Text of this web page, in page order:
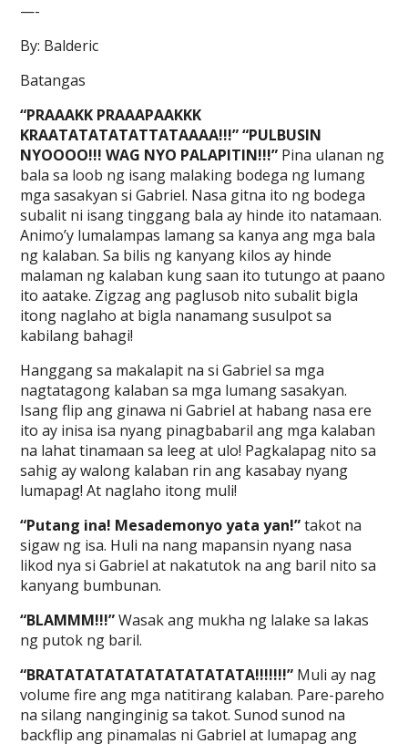
—-
By: Balderic
Batangas
“PRAAAKK PRAAAPAAKKK
KRAATATATATATTATAAAA!!!” “PULBUSIN
NYOOOO!!! WAG NYO PALAPITIN!!!” Pina ulanan ng
bala sa loob ng isang malaking bodega ng lumang
mga sasakyan si Gabriel. Nasa gitna ito ng bodega
subalit ni isang tinggang bala ay hinde ito natamaan.
Animo’y lumalampas lamang sa kanya ang mga bala
ng kalaban. Sa bilis ng kanyang kilos ay hinde
malaman ng kalaban kung saan ito tutungo at paano
ito aatake. Zigzag ang paglusob nito subalit bigla
itong naglaho at bigla nanamang susulpot sa
kabilang bahagi!
Hanggang sa makalapit na si Gabriel sa mga
nagtatagong kalaban sa mga lumang sasakyan.
Isang flip ang ginawa ni Gabriel at habang nasa ere
ito ay inisa isa nyang pinagbabaril ang mga kalaban
na lahat tinamaan sa leeg at ulo! Pagkalapag nito sa
sahig ay walong kalaban rin ang kasabay nyang
lumapag! At naglaho itong muli!
“Putang ina! Mesademonyo yata yan!”takot na
sigaw ng isa. Huli na nang mapansin nyang nasa
likod nya si Gabriel at nakatutok na ang baril nito sa
kanyang bumbunan.
“BLAMMM!!!”Wasak ang mukha ng lalake sa lakas
ng putok ng baril.
“BRATATATATATATATATATATA!!!!!!!” Muli ay nag
volume fire ang mga natitirang kalaban. Pare-pareho
na silang nanginginig sa takot. Sunod sunod na
backflip ang pinamalas ni Gabriel at lumapag ang